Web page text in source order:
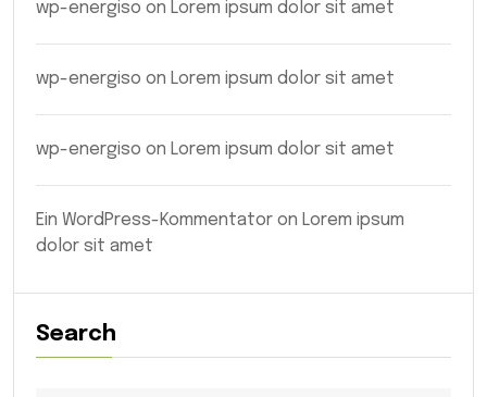
wp-energiso on Lorem ipsum dolor sit amet
wp-energiso on Lorem ipsum dolor sit amet
wp-energiso on Lorem ipsum dolor sit amet
Ein WordPress-Kommentator on Lorem ipsum
dolor sit amet
Search